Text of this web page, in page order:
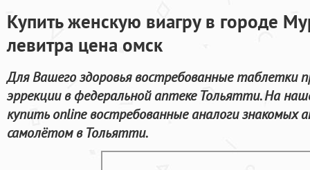
Купить женскую виагру в городе
левитра цена омск
Для Вашего здоровья востребованные таблетки
эррекции в федеральной аптеке Тольятти. На
купить online востребованные аналоги знакомых
самолётом в Тольятти.